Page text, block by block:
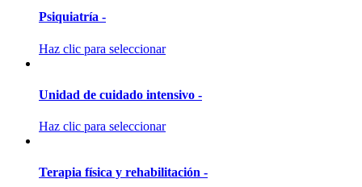
Psiquiatría -
Haz clic para seleccionar
Unidad de cuidado intensivo -
Haz clic para seleccionar
Terapia física y rehabilitación -